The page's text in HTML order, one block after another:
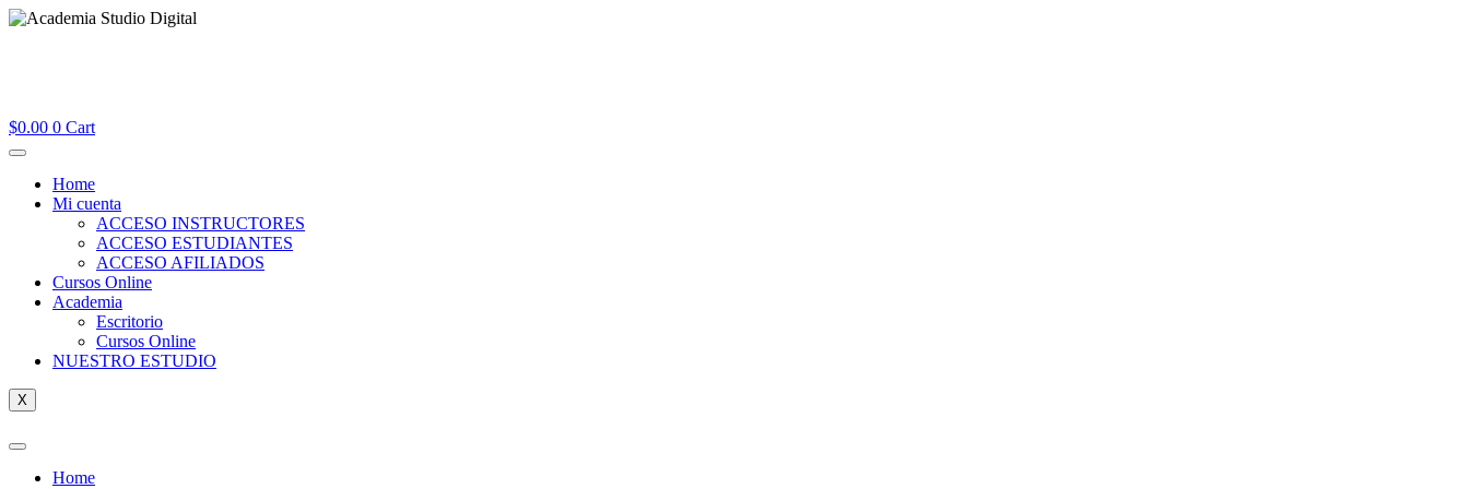
$0.00 0 Cart
Home
Mi cuenta
ACCESO INSTRUCTORES
ACCESO ESTUDIANTES
ACCESO AFILIADOS
Cursos Online
Academia
Escritorio
Cursos Online
NUESTRO ESTUDIO
X
Home